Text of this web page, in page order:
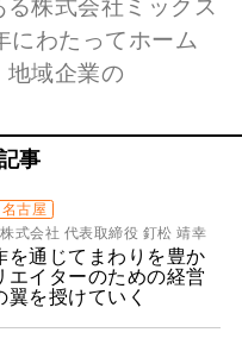
株式会社ミックス
にわたってホーム
地域企業の
事
名古屋
式会社 代表取締役 釘松 靖幸
を通じてまわりを豊か
エイターのための経営
翼を授けていく